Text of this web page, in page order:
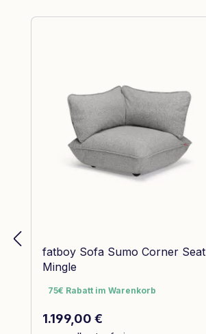
Produktgalerie überspringen
fatboy Sofa Sumo Corner Seat
Mingle
75€ Rabatt im Warenkorb
75€ Rabatt im Warenkorb
Regulärer Preis:
1.199,00 €